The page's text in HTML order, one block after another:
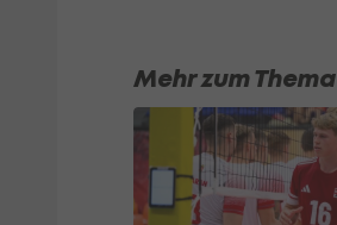
Mehr zum Thema